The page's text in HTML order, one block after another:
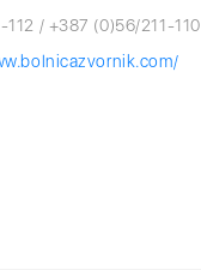
/ +387 (0)56/211-110